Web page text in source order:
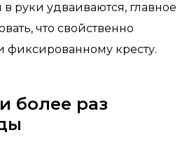
руки удваиваются, главное
что свойственно
фиксированному кресту.
более раз